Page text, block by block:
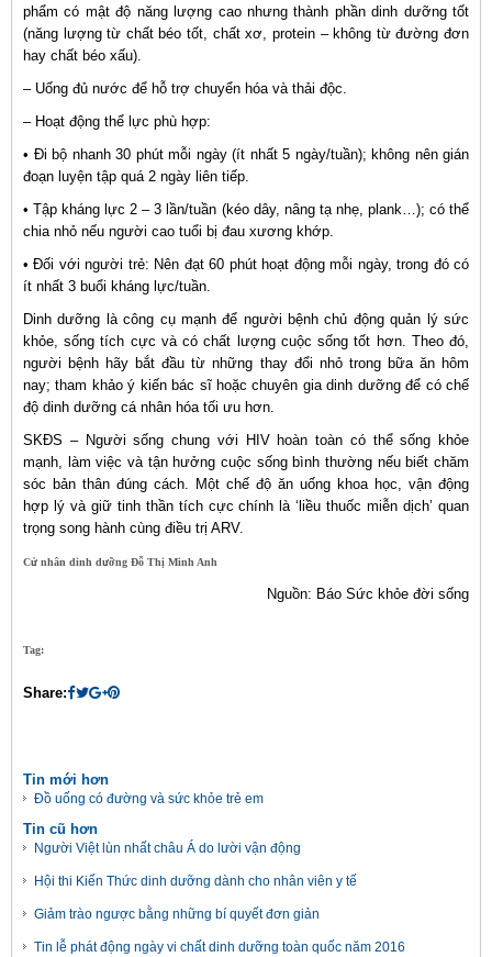
phẩm có mật độ năng lượng cao nhưng thành phần dinh dưỡng tốt
(năng lượng từ chất béo tốt, chất xơ, protein – không từ đường đơn
hay chất béo xấu).
– Uống đủ nước để hỗ trợ chuyển hóa và thải độc.
– Hoạt động thể lực phù hợp:
• Đi bộ nhanh 30 phút mỗi ngày (ít nhất 5 ngày/tuần); không nên gián
đoạn luyện tập quá 2 ngày liên tiếp.
• Tập kháng lực 2 – 3 lần/tuần (kéo dây, nâng tạ nhẹ, plank…); có thể
chia nhỏ nếu người cao tuổi bị đau xương khớp.
• Đối với người trẻ: Nên đạt 60 phút hoạt động mỗi ngày, trong đó có
ít nhất 3 buổi kháng lực/tuần.
Dinh dưỡng là công cụ mạnh để người bệnh chủ động quản lý sức
khỏe, sống tích cực và có chất lượng cuộc sống tốt hơn. Theo đó,
người bệnh hãy bắt đầu từ những thay đổi nhỏ trong bữa ăn hôm
nay; tham khảo ý kiến bác sĩ hoặc chuyên gia dinh dưỡng để có chế
độ dinh dưỡng cá nhân hóa tối ưu hơn.
SKĐS – Người sống chung với HIV hoàn toàn có thể sống khỏe
mạnh, làm việc và tận hưởng cuộc sống bình thường nếu biết chăm
sóc bản thân đúng cách. Một chế độ ăn uống khoa học, vận động
hợp lý và giữ tinh thần tích cực chính là ‘liều thuốc miễn dịch’ quan
trọng song hành cùng điều trị ARV.
Cử nhân dinh dưỡng Đỗ Thị Minh Anh
Nguồn: Báo Sức khỏe đời sống
Tag:
Share:
Tin mới hơn
Đồ uống có đường và sức khỏe trẻ em
Tin cũ hơn
Người Việt lùn nhất châu Á do lười vận động
Hội thi Kiến Thức dinh dưỡng dành cho nhân viên y tế
Giảm trào ngược bằng những bí quyết đơn giản
Tin lễ phát động ngày vi chất dinh dưỡng toàn quốc năm 2016